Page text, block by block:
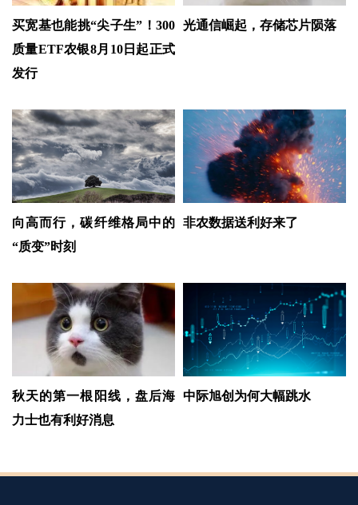
买宽基也能挑“尖子生”！300
质量ETF农银8月10日起正式
发行
光通信崛起，存储芯片陨落
向高而行，碳纤维格局中的
“质变”时刻
非农数据送利好来了
秋天的第一根阳线，盘后海
力士也有利好消息
中际旭创为何大幅跳水